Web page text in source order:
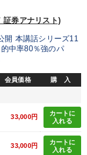
証券アナリスト)
本講話シリーズ11
中率80％強のパ
会員価格 購 入
33,000円
カートに
入れる
33,000円
カートに
入れる